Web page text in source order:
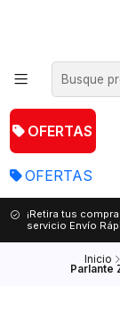
OFERTAS
OFERTAS
¡Retira tus
servicio Envío
Inicio
Parlante